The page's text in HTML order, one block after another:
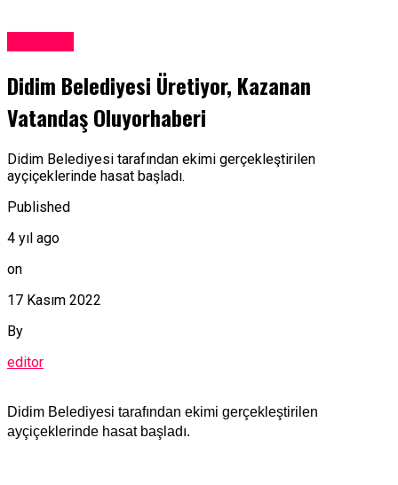
Didim Belediyesi Üretiyor, Kazanan
Vatandaş Oluyorhaberi
Didim Belediyesi tarafından ekimi gerçekleştirilen
ayçiçeklerinde hasat başladı.
Published
4 yıl ago
on
17 Kasım 2022
By
editor
Didim Belediyesi tarafından ekimi gerçekleştirilen
ayçiçeklerinde hasat başladı.